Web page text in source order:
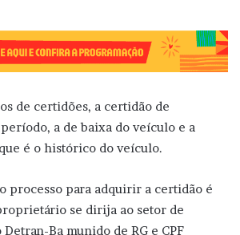
de certidões, a certidão de
a de baixa do veículo e a
é o histórico do veículo.
processo para adquirir a certidão é
se dirija ao setor de
Ba munido de RG e CPF